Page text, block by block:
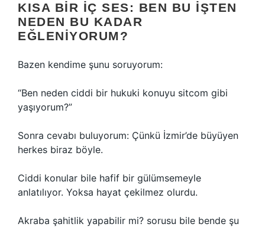
KISA BIR IÇ SES: BEN BU IŞTEN
NEDEN BU KADAR
EĞLENIYORUM?
Bazen kendime şunu soruyorum:
“Ben neden ciddi bir hukuki konuyu sitcom gibi
yaşıyorum?”
Sonra cevabı buluyorum: Çünkü İzmir’de büyüyen
herkes biraz böyle.
Ciddi konular bile hafif bir gülümsemeyle
anlatılıyor. Yoksa hayat çekilmez olurdu.
Akraba şahitlik yapabilir mi? sorusu bile bende şu